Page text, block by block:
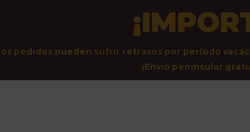
pedidos pueden sufrir retrasos por período
¡Envío peninsular